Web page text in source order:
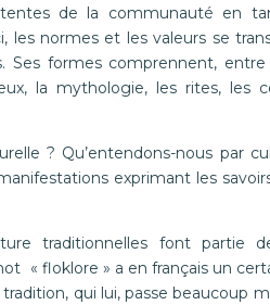
de la communauté en
les normes et les valeurs se
Ses formes comprennent,
la mythologie, les rites, les
? Qu’entendons-nous par
exprimant les
traditionnelles font partie
« floklore » a en français un
qui lui, passe beaucoup